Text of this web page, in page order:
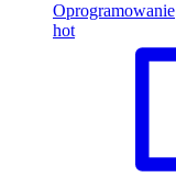
Oprogramowanie
hot